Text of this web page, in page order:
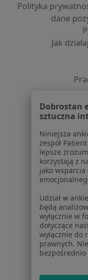
Polityka
dane
Jak
Dobrostan
sztuczna
Niniejsza
zespół
lepsze
korzystają z
jako
Udział w
będą
wyłącznie w
dotyczące
wyłącznie do
prawnych.
bezpośrednio